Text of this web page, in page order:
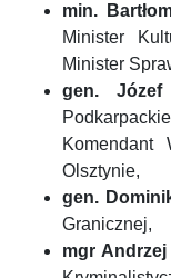
min.
Minister
Minister
gen.
Olsztynie,
gen.
Granicznej,
mgr